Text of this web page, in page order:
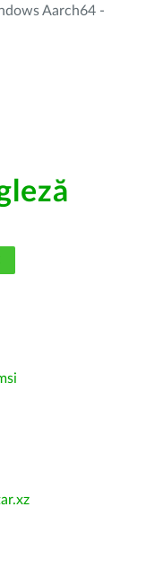
Aarch64 -